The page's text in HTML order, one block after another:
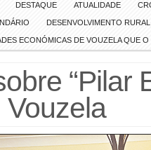
DESTAQUE ATUALIDADE
DESENVOLVIMENTO RURAL
ECONÓMICAS DE VOUZELA QUE
“Pilar
Vouzela